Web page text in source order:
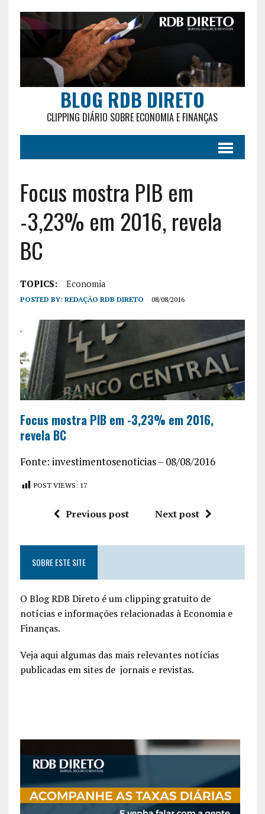
BLOG RDB DIRETO
CLIPPING DIÁRIO SOBRE ECONOMIA E FINANÇAS
Focus mostra PIB em
-3,23% em 2016, revela
BC
TOPICS: Economia
POSTED BY: REDAÇÃO RDB DIRETO 08/08/2016
Focus mostra PIB em -3,23% em 2016,
revela BC
Fonte: investimentosenoticias – 08/08/2016
POST VIEWS: 17
Previous post Next post
SOBRE ESTE SITE
O Blog RDB Direto é um clipping gratuito de
notícias e informações relacionadas à Economia e
Finanças.
Veja aqui algumas das mais relevantes notícias
publicadas em sites de jornais e revistas.